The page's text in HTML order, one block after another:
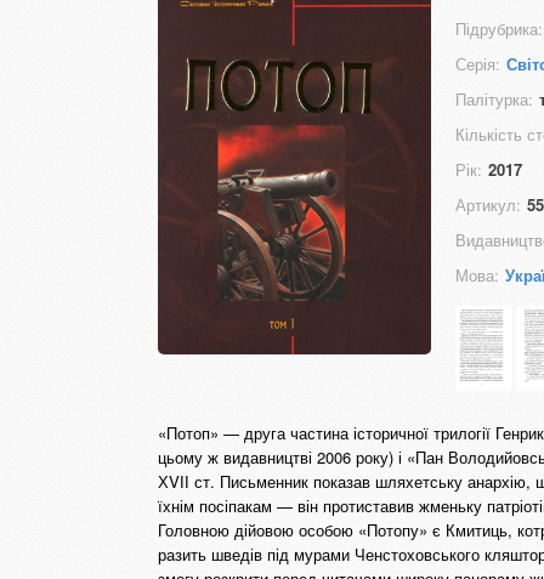
Підрубрика:
Серія:
Палітурка:
Кількість
Рік: 2017
Артикул:
Мова:
«Потоп» — друга частина історичної трилогії
цьому ж видавництві 2006 року) і «Пан
ХVІІ ст. Письменник показав шляхетську
їхнім посіпакам — він протиставив жменьку
Головною дійовою особою «Потопу» є Кмитиць,
разить шведів під мурами Ченстоховського